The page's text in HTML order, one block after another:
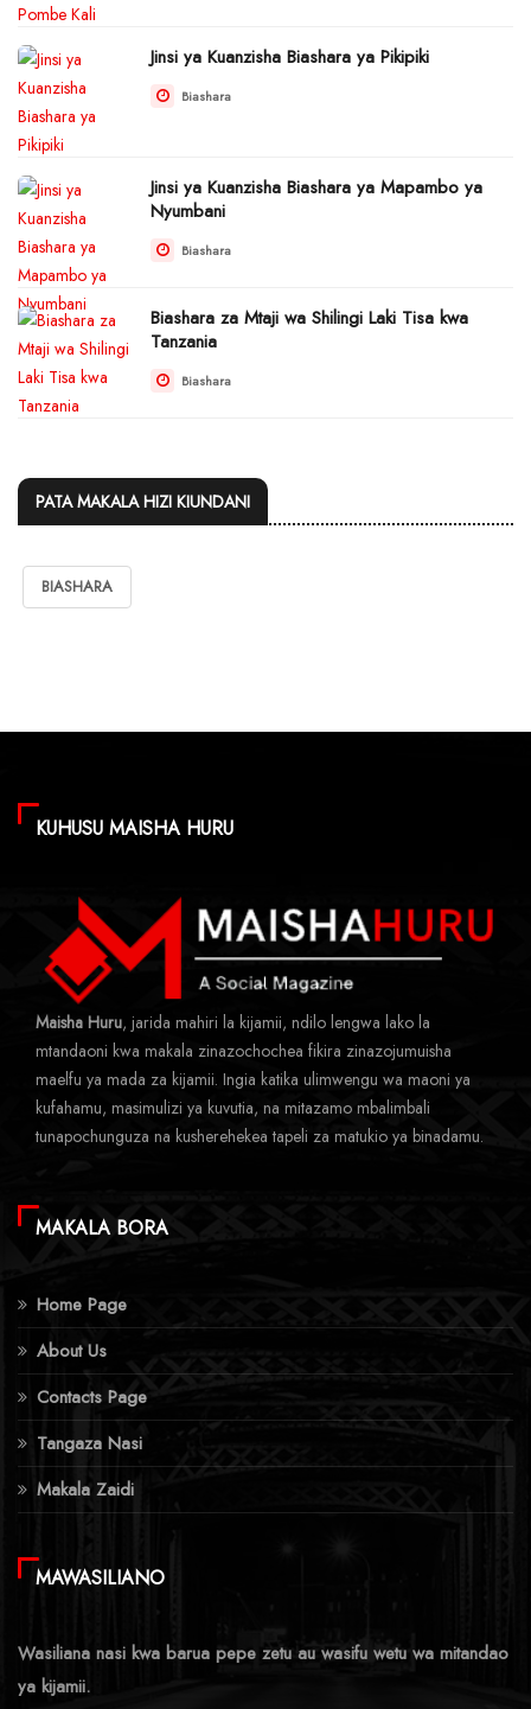
Jinsi ya Kuanzisha Biashara ya Pikipiki
Biashara
Jinsi ya Kuanzisha Biashara ya Mapambo ya
Nyumbani
Biashara
Biashara za Mtaji wa Shilingi Laki Tisa kwa
Tanzania
Biashara
PATA MAKALA HIZI KIUNDANI
BIASHARA
KUHUSU MAISHA HURU
Maisha Huru, jarida mahiri la kijamii, ndilo lengwa lako la
mtandaoni kwa makala zinazochochea fikira zinazojumuisha
maelfu ya mada za kijamii. Ingia katika ulimwengu wa maoni ya
kufahamu, masimulizi ya kuvutia, na mitazamo mbalimbali
tunapochunguza na kusherehekea tapeli za matukio ya binadamu.
MAKALA BORA
Home Page
About Us
Contacts Page
Tangaza Nasi
Makala Zaidi
MAWASILIANO
Wasiliana nasi kwa barua pepe zetu au wasifu wetu wa mitandao
ya kijamii.